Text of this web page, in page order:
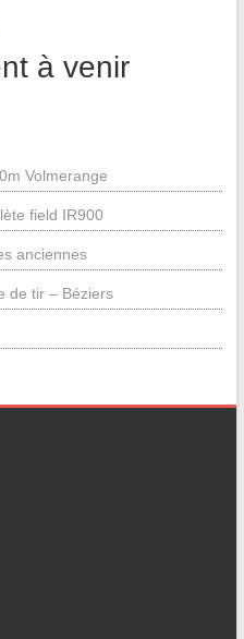
à venir
Volmerange
field IR900
anciennes
de tir – Béziers